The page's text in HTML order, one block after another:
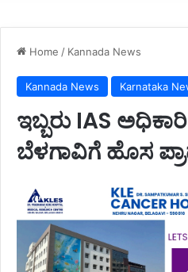
Home / Kannada News
Kannada News Karnataka
ಇಬ್ಬರು IAS
ಬೆಳಗಾವಿಗೆ ಹೊಸ